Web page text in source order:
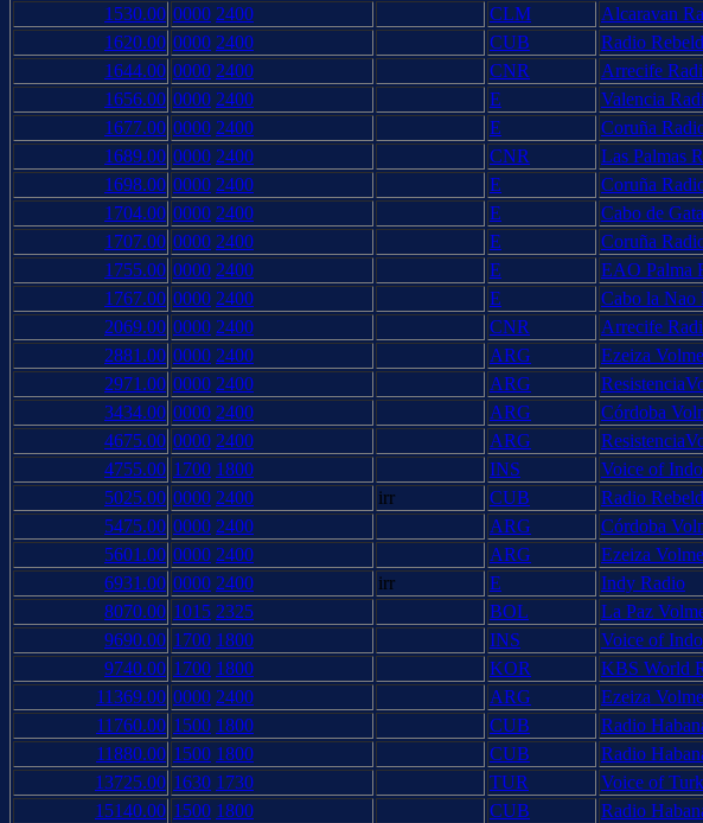
1530.00 0000 2400 CLM Alcaravan
1620.00 0000 2400 CUB Radio
1644.00 0000 2400 CNR Arrecife
1656.00 0000 2400 E Valencia
1677.00 0000 2400 E Coruña
1689.00 0000 2400 CNR Las Palmas
1698.00 0000 2400 E Coruña
1704.00 0000 2400 E Cabo de
1707.00 0000 2400 E Coruña
1755.00 0000 2400 E EAO Palma
1767.00 0000 2400 E Cabo la Nao
2069.00 0000 2400 CNR Arrecife
2881.00 0000 2400 ARG Ezeiza
2971.00 0000 2400 ARG
3434.00 0000 2400 ARG Córdoba
4675.00 0000 2400 ARG
4755.00 1700 1800 INS Voice of
5025.00 0000 2400 irr CUB Radio
5475.00 0000 2400 ARG Córdoba
5601.00 0000 2400 ARG Ezeiza
6931.00 0000 2400 irr E Indy Radio
8070.00 1015 2325 BOL La Paz
9690.00 1700 1800 INS Voice of
9740.00 1700 1800 KOR KBS World
11369.00 0000 2400 ARG Ezeiza
11760.00 1500 1800 CUB Radio
11880.00 1500 1800 CUB Radio
13725.00 1630 1730 TUR Voice of
15140.00 1500 1800 CUB Radio